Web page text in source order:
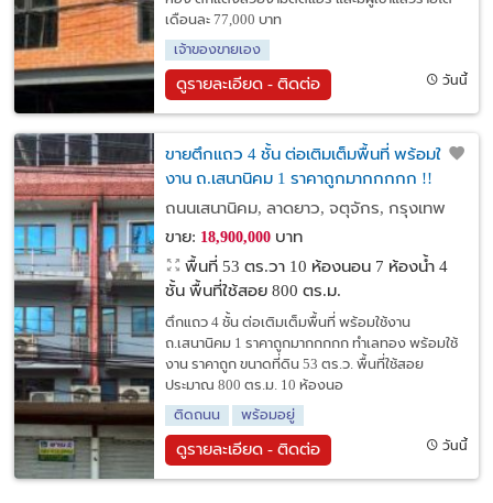
เดือนละ 77,000 บาท
เจ้าของขายเอง
ดูรายละเอียด - ติดต่อ วันนี้
ขายตึกแถว 4 ชั้น ต่อเติมเต็มพื้นที่ พร้อมใช้
งาน ถ.เสนานิคม 1 ราคาถูกมากกกกก !!
ถนนเสนานิคม, ลาดยาว, จตุจักร, กรุงเทพ
ขาย: 18,900,000บาท
พื้นที่ 53 ตร.วา 10 ห้องนอน 7 ห้องน้ำ 4
ชั้น พื้นที่ใช้สอย 800 ตร.ม.
ตึกแถว 4 ชั้น ต่อเติมเต็มพื้นที่ พร้อมใช้งาน
ถ.เสนานิคม 1 ราคาถูกมากกกกก ทำเลทอง พร้อมใช้
งาน ราคาถูก ขนาดที่ดิน 53 ตร.ว. พื้นที่ใช้สอย
ประมาณ 800 ตร.ม. 10 ห้องนอ
ติดถนน
พร้อมอยู่
ดูรายละเอียด - ติดต่อ วันนี้